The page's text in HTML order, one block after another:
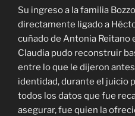
Su ingreso a la familia
directamente ligado a
cuñado de Antonia
Claudia pudo reconstruir
entre lo que le dijeron
identidad, durante el juicio
todos los datos que fue
asegurar, fue quien la